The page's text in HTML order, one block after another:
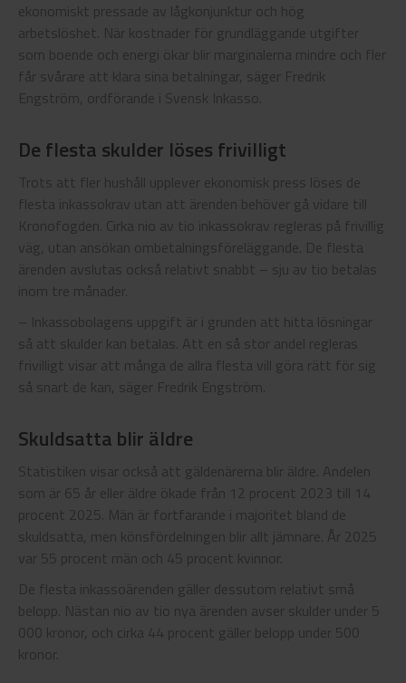
ekonomiskt pressade av lågkonjunktur och hög
arbetslöshet. När kostnader för grundläggande utgifter
som boende och energi ökar blir marginalerna mindre och fler
får svårare att klara sina betalningar, säger Fredrik
Engström, ordförande i Svensk Inkasso.
De flesta skulder löses frivilligt
Trots att fler hushåll upplever ekonomisk press löses de
flesta inkassokrav utan att ärenden behöver gå vidare till
Kronofogden. Cirka nio av tio inkassokrav regleras på frivillig
väg, utan ansökan ombetalningsföreläggande. De flesta
ärenden avslutas också relativt snabbt – sju av tio betalas
inom tre månader.
– Inkassobolagens uppgift är i grunden att hitta lösningar
så att skulder kan betalas. Att en så stor andel regleras
frivilligt visar att många de allra flesta vill göra rätt för sig
så snart de kan, säger Fredrik Engström.
Skuldsatta blir äldre
Statistiken visar också att gäldenärerna blir äldre. Andelen
som är 65 år eller äldre ökade från 12 procent 2023 till 14
procent 2025. Män är fortfarande i majoritet bland de
skuldsatta, men könsfördelningen blir allt jämnare. År 2025
var 55 procent män och 45 procent kvinnor.
De flesta inkassoärenden gäller dessutom relativt små
belopp. Nästan nio av tio nya ärenden avser skulder under 5
000 kronor, och cirka 44 procent gäller belopp under 500
kronor.